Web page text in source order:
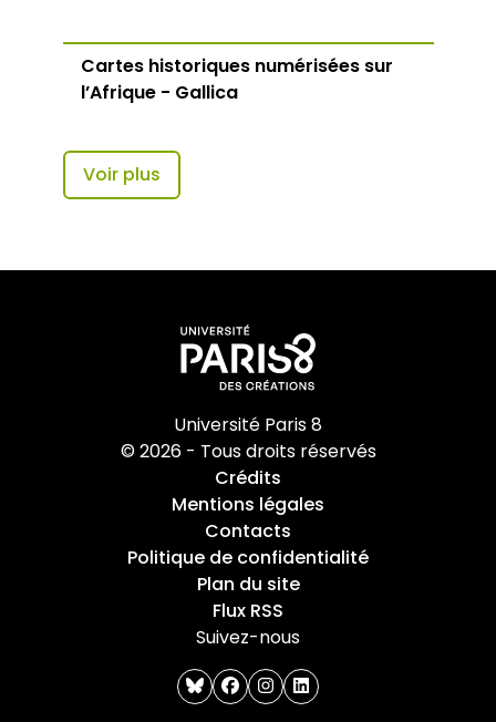
Cartes historiques numérisées sur
l’Afrique - Gallica
Voir plus
Université Paris 8
© 2026 - Tous droits réservés
Crédits
Mentions légales
Contacts
Politique de confidentialité
Plan du site
Flux RSS
Suivez-nous
blueskyfacebook
instagram
linkedin